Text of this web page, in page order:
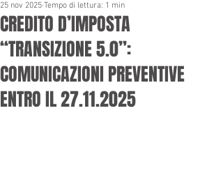
CREDITO D’IMPOSTA
“TRANSIZIONE 5.0”:
COMUNICAZIONI PREVENTIVE
ENTRO IL 27.11.2025
25 nov 2025 Tempo di lettura: 1 min